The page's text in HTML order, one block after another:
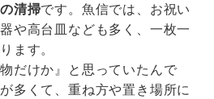
清掃です。魚信では、お祝い
や高台皿なども多く、一枚一
ます。
だけか』と思っていたんで
多くて、重ね方や置き場所に